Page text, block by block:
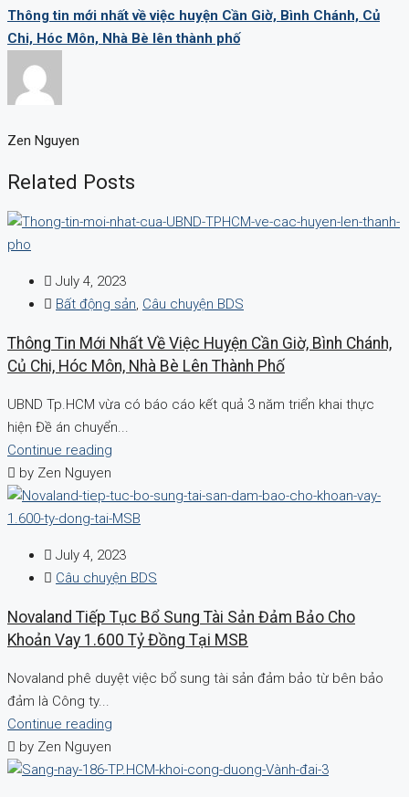
Thông tin mới nhất về việc huyện Cần Giờ, Bình Chánh, Củ
Chi, Hóc Môn, Nhà Bè lên thành phố
Zen Nguyen
Related Posts
July 4, 2023
Bất động sản, Câu chuyện BDS
Thông Tin Mới Nhất Về Việc Huyện Cần Giờ, Bình Chánh,
Củ Chi, Hóc Môn, Nhà Bè Lên Thành Phố
UBND Tp.HCM vừa có báo cáo kết quả 3 năm triển khai thực
hiện Đề án chuyển...
Continue reading
by Zen Nguyen
July 4, 2023
Câu chuyện BDS
Novaland Tiếp Tục Bổ Sung Tài Sản Đảm Bảo Cho
Khoản Vay 1.600 Tỷ Đồng Tại MSB
Novaland phê duyệt việc bổ sung tài sản đảm bảo từ bên bảo
đảm là Công ty...
Continue reading
by Zen Nguyen